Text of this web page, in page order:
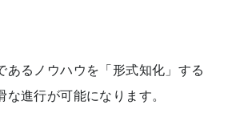
あるノウハウを「形式知化」する
進行が可能になります。